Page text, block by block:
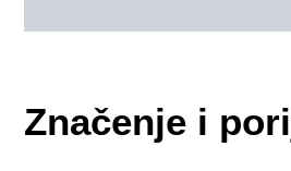
Značenje i